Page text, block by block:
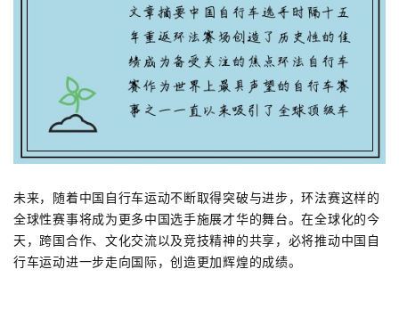
未来，随着中国自行车运动不断取得突破与进步，环法赛这样的
全球性赛事将成为更多中国选手施展才华的舞台。在全球化的今
天，跨国合作、文化交流以及竞技精神的共享，必将推动中国自
行车运动进一步走向国际，创造更加辉煌的成绩。